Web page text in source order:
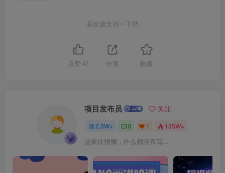
喜欢就支持一下吧
点赞 47 分享 收藏
项目发布员 关注
2.3W+ 0 1 135W+
这家伙很懒，什么都没有写...